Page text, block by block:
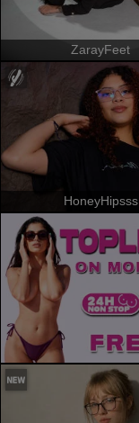
ZarayFeet
HoneyHipsss